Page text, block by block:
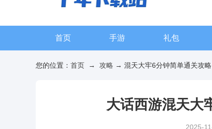
首页 手游 礼包
您的位置： 首页 → 攻略 → 混天大牢6分钟简单通关攻略
大话西游混天大
2025-